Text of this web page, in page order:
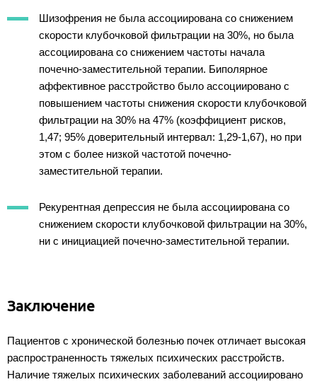
Шизофрения не была ассоциирована со снижением
скорости клубочковой фильтрации на 30%, но была
ассоциирована со снижением частоты начала
почечно-заместительной терапии. Биполярное
аффективное расстройство было ассоциировано с
повышением частоты снижения скорости клубочковой
фильтрации на 30% на 47% (коэффициент рисков,
1,47; 95% доверительный интервал: 1,29-1,67), но при
этом с более низкой частотой почечно-
заместительной терапии.
Рекурентная депрессия не была ассоциирована со
снижением скорости клубочковой фильтрации на 30%,
ни с инициацией почечно-заместительной терапии.
Заключение
Пациентов с хронической болезнью почек отличает высокая
распространенность тяжелых психических расстройств.
Наличие тяжелых психических заболеваний ассоциировано